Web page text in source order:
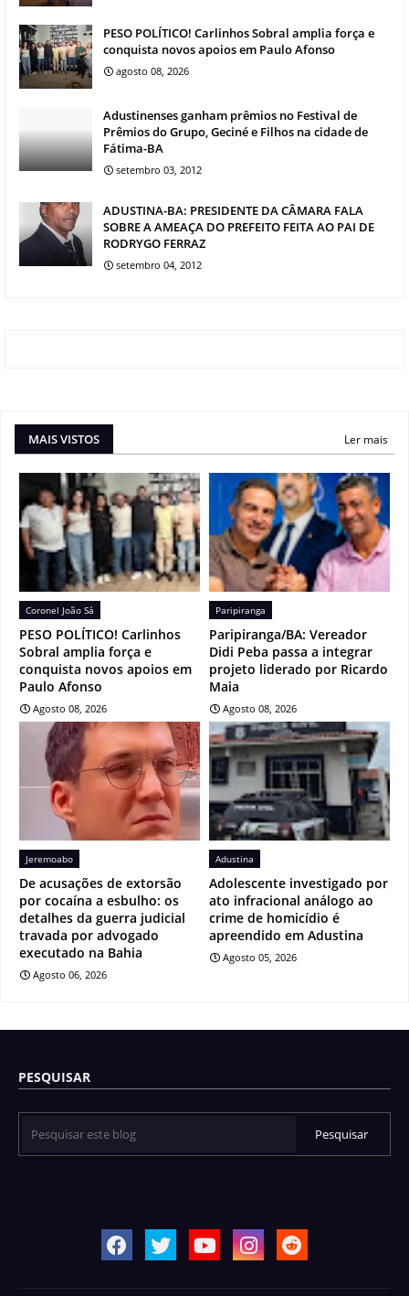
PESO POLÍTICO! Carlinhos Sobral amplia força e
conquista novos apoios em Paulo Afonso
agosto 08, 2026
Adustinenses ganham prêmios no Festival de
Prêmios do Grupo, Geciné e Filhos na cidade de
Fátima-BA
setembro 03, 2012
ADUSTINA-BA: PRESIDENTE DA CÂMARA FALA
SOBRE A AMEAÇA DO PREFEITO FEITA AO PAI DE
RODRYGO FERRAZ
setembro 04, 2012
MAIS VISTOS Ler mais
Coronel João Sá
PESO POLÍTICO! Carlinhos
Sobral amplia força e
conquista novos apoios em
Paulo Afonso
Agosto 08, 2026
Paripiranga
Paripiranga/BA: Vereador
Didi Peba passa a integrar
projeto liderado por Ricardo
Maia
Agosto 08, 2026
Jeremoabo
De acusações de extorsão
por cocaína a esbulho: os
detalhes da guerra judicial
travada por advogado
executado na Bahia
Agosto 06, 2026
Adustina
Adolescente investigado por
ato infracional análogo ao
crime de homicídio é
apreendido em Adustina
Agosto 05, 2026
PESQUISAR